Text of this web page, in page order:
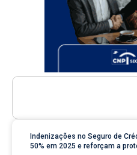
Indenizações no Seguro de
50% em 2025 e reforçam a